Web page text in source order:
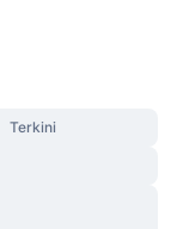
Terkini